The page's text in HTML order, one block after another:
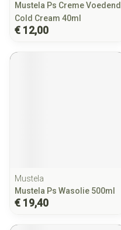
Mustela Ps Creme Voedend
Cold Cream 40ml
€ 12,00
Mustela
Mustela Ps Wasolie 500ml
€ 19,40